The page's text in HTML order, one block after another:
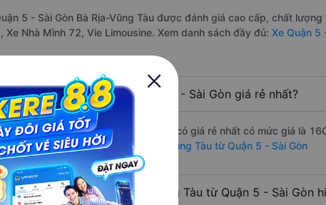
5 - Sài Gòn Bà Rịa-Vũng Tàu được đánh giá cao cấp, chất lượng
Xe Nhà Mình 72, Vie Limousine. Xem danh sách đầy đủ: Xe Quận 5
đi Bà Rịa-Vũng Tàu từ Quận 5 - Sài Gòn giá rẻ nhất?
Rịa-Vũng Tàu từ Quận 5 - Sài Gòn có giá rẻ nhất có mức giá là
danh sách đầy đủ:Xe đi Bà Rịa-Vũng Tàu từ Quận 5 - Sài Gòn
xe có Ghế ngồi đi Bà Rịa-Vũng Tàu từ Quận 5 - Sài Gòn